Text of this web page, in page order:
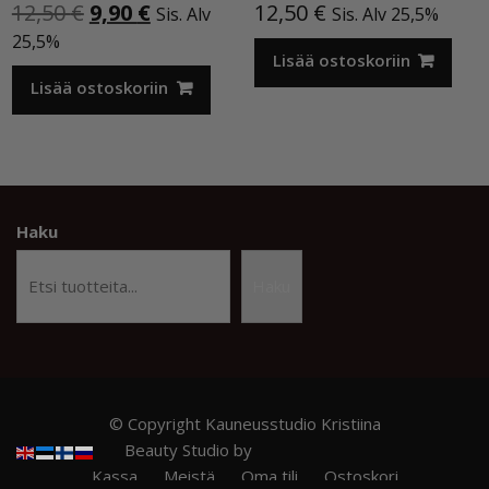
12,50€ Alkuperäinen
oli:
12,50 €.
9,90 €Nykyinen
on:
9,90 €.
Sis. Alv
25,5%
Lisää ostoskoriin
12,50 € Sis. Alv 25,5%
Lisää ostoskoriin
Haku
© Copyright Kauneusstudio Kristiina
Beauty Studio by
Kassa
Meistä Oma tili Ostoskori